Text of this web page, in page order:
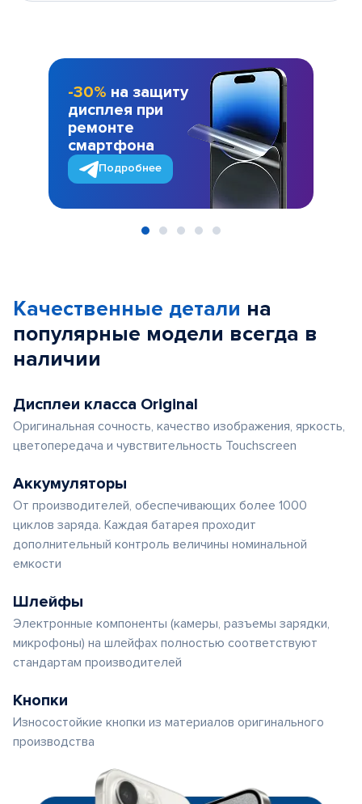
-30% на защиту
дисплея при
ремонте
смартфона
Подробнее
Качественные детали на
популярные модели всегда в
наличии
Дисплеи класса Original
Оригинальная сочность, качество изображения, яркость,
цветопередача и чувствительность Touchscreen
Аккумуляторы
От производителей, обеспечивающих более 1000
циклов заряда. Каждая батарея проходит
дополнительный контроль величины номинальной
емкости
Шлейфы
Электронные компоненты (камеры, разъемы зарядки,
микрофоны) на шлейфах полностью соответствуют
стандартам производителей
Кнопки
Износостойкие кнопки из материалов оригинального
производства